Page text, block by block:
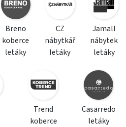
Breno
koberce
letáky
CZ
nábytkář
letáky
Jamall
nábytek
letáky
Trend
koberce
Casarredo
letáky